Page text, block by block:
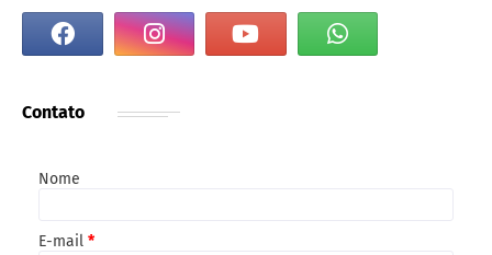
Contato
Nome
E-mail *